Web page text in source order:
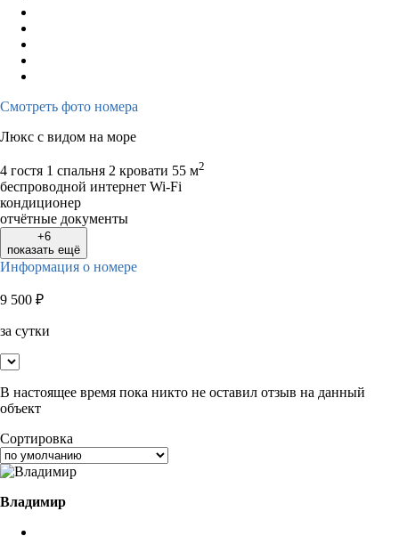
Смотреть фото номера
Люкс с видом на море
4 гостя 1 спальня 2 кровати 55 м2
беспроводной интернет Wi-Fi
кондиционер
отчётные документы
+6
показать ещё
Информация о номере
9 500 ₽
за сутки
В настоящее время пока никто не оставил отзыв на данный
объект
Сортировка
Владимир